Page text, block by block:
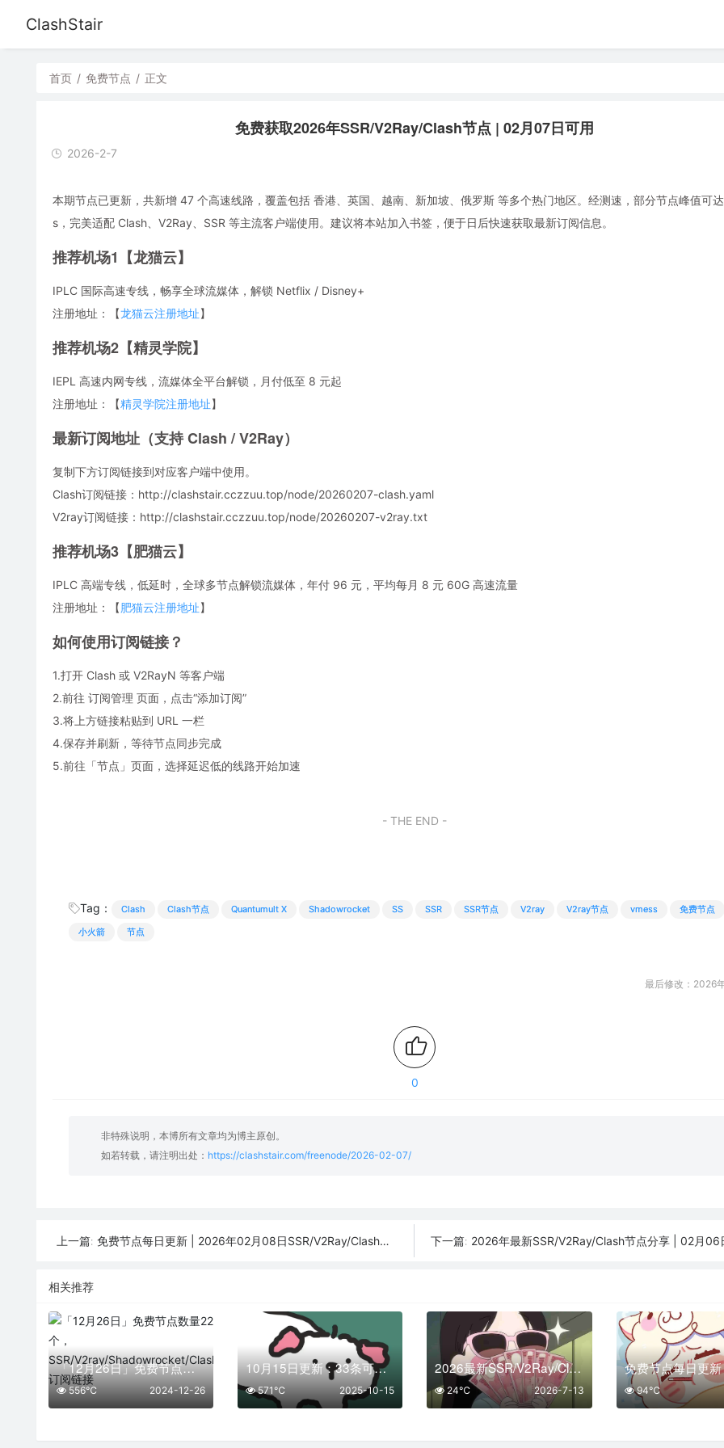
ClashStair
首页 / 免费节点 / 正文
免费获取2026年SSR/V2Ray/Clash节点 | 02月07日可用
2026-2-7
本期节点已更新，共新增 47 个高速线路，覆盖包括 香港、英国、越南、新加坡、俄罗斯 等多个热门地区。经测速，部分节点峰值可
s，完美适配 Clash、V2Ray、SSR 等主流客户端使用。建议将本站加入书签，便于日后快速获取最新订阅信息。
推荐机场1【龙猫云】
IPLC 国际高速专线，畅享全球流媒体，解锁 Netflix / Disney+
注册地址：【龙猫云注册地址】
推荐机场2【精灵学院】
IEPL 高速内网专线，流媒体全平台解锁，月付低至 8 元起
注册地址：【精灵学院注册地址】
最新订阅地址（支持 Clash / V2Ray）
复制下方订阅链接到对应客户端中使用。
Clash订阅链接：http://clashstair.cczzuu.top/node/20260207-clash.yaml
V2ray订阅链接：http://clashstair.cczzuu.top/node/20260207-v2ray.txt
推荐机场3【肥猫云】
IPLC 高端专线，低延时，全球多节点解锁流媒体，年付 96 元，平均每月 8 元 60G 高速流量
注册地址：【肥猫云注册地址】
如何使用订阅链接？
1.打开 Clash 或 V2RayN 等客户端
2.前往 订阅管理 页面，点击“添加订阅”
3.将上方链接粘贴到 URL 一栏
4.保存并刷新，等待节点同步完成
5.前往「节点」页面，选择延迟低的线路开始加速
- THE END -
Tag： Clash Clash节点 Quantumult X Shadowrocket SS SSR SSR节点 V2ray V2ray节点 vmess
免费节点
小火箭
节点
最后修改：2026
0
非特殊说明，本博所有文章均为博主原创。
如若转载，请注明出处： https://clashstair.com/freenode/2026-02-07/
上一篇: 免费节点每日更新 | 2026年02月08日SSR/V2Ray/Clash可用订阅 下一篇: 2026年最新SSR/V2Ray/Clash节点分享 | 02月06日
相关推荐
「12月26日」免费节点数量22个，SSR/V2ray/Shadowrocket/Clash订阅链接
2024-12-26
556℃
10月15日更新：33条可用免费节点 | 2025年SSR/V2ray/Clash订阅链接
2025-10-15
571℃
2026最新SSR/V2Ray/Clash免费节点 | 7月13日可用订阅
2026-7-13
24℃ 94℃